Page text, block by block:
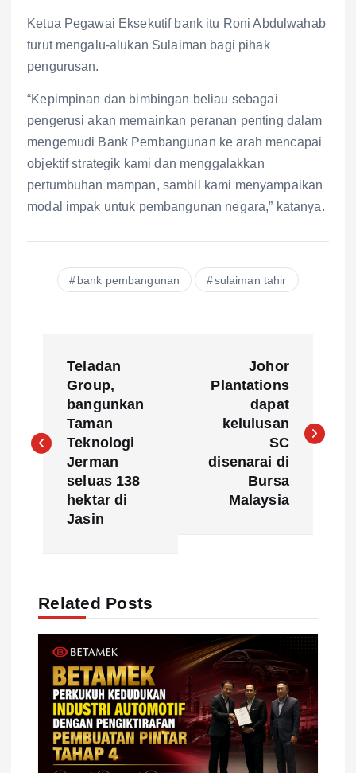
Ketua Pegawai Eksekutif bank itu Roni Abdulwahab
turut mengalu-alukan Sulaiman bagi pihak
pengurusan.
“Kepimpinan dan bimbingan beliau sebagai
pengerusi akan memainkan peranan penting dalam
mengemudi Bank Pembangunan ke arah mencapai
objektif strategik kami dan menggalakkan
pertumbuhan mampan, sambil kami menyampaikan
modal impak untuk pembangunan negara,” katanya.
bank pembangunan sulaiman tahir
s
Teladan
Group,
bangunkan
Taman
Teknologi
Jerman
seluas 138
hektar di
Jasin
Johor
Plantations
dapat
kelulusan
SC
disenarai di
Bursa
Malaysia
Related Posts